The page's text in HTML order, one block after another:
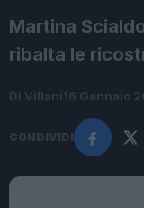
Martina
ribalta le
Di Villani 16 Gennaio
CONDIVIDI